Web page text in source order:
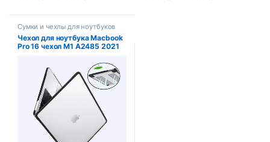
Сумки и чехлы для ноутбуков
Чехол для ноутбука Macbook
Pro 16 чехол M1 A2485 2021
Pro Air 13 13,6 Cover A2337
A2179 A2289